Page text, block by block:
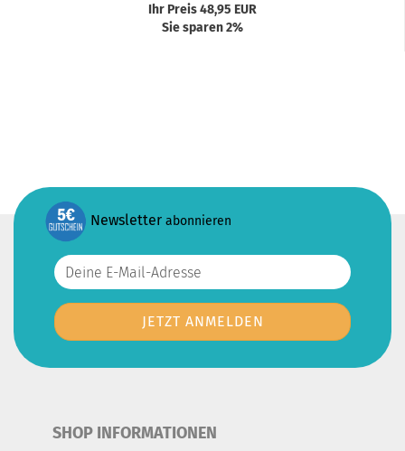
Ihr Preis 48,95 EUR
Sie sparen 2%
Newsletter abonnieren
SHOP INFORMATIONEN